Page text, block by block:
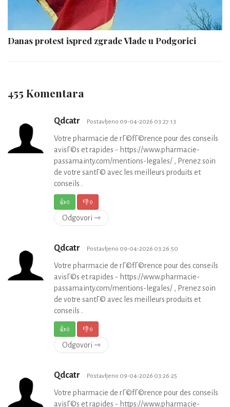
Danas protest ispred zgrade Vlade u Podgorici
455 Komentara
Qdcatr Postavljeno 09-04-2026 03:27:13
Votre pharmacie de rГ©fГ©rence pour des conseils
avisГ©s et rapides - https://www.pharmacie-
passamainty.com/mentions-legales/ , Prenez soin
de votre santГ© avec les meilleurs produits et
conseils .
👍0 👎0
Odgovori ⇾
Qdcatr Postavljeno 09-04-2026 03:26:50
Votre pharmacie de rГ©fГ©rence pour des conseils
avisГ©s et rapides - https://www.pharmacie-
passamainty.com/mentions-legales/ , Prenez soin
de votre santГ© avec les meilleurs produits et
conseils .
👍0 👎0
Odgovori ⇾
Qdcatr Postavljeno 09-04-2026 03:26:25
Votre pharmacie de rГ©fГ©rence pour des conseils
avisГ©s et rapides - https://www.pharmacie-